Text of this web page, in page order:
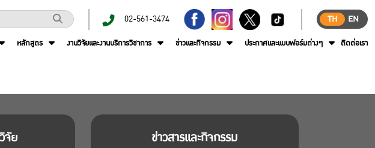
02-561-3474 TH
EN
หลักสูตร งานวิจัยและงานบริการวิชาการ ข่าวและกิจกรรม ประกาศและแบบฟอร์มต่างๆ ติดต่อเรา
จัย ข่าวสารและกิจกรรม